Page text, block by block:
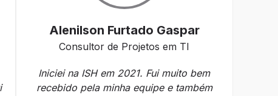
Alenilson Furtado Gaspar
Consultor de Projetos em TI
Iniciei na ISH em 2021. Fui muito bem
recebido pela minha equipe e também